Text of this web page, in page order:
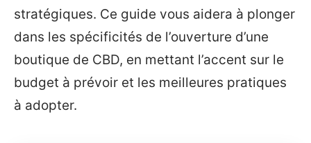
stratégiques. Ce guide vous aidera à plonger
dans les spécificités de l’ouverture d’une
boutique de CBD, en mettant l’accent sur le
budget à prévoir et les meilleures pratiques
à adopter.